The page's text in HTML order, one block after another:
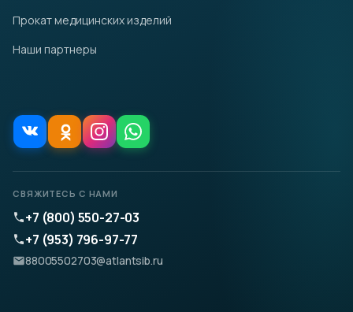
Прокат медицинских изделий
Наши партнеры
СВЯЖИТЕСЬ С НАМИ
+7 (800) 550-27-03
+7 (953) 796-97-77
88005502703@atlantsib.ru